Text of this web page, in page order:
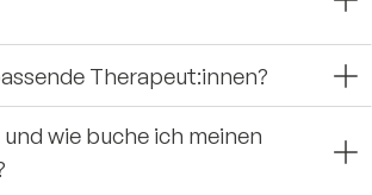
Therapeut:innen?
wie buche ich meinen